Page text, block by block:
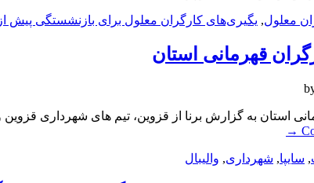
معلول, یگیری‌های کارگران معلول برای بازنشستگی پیش
قهرمانی استان
استان به گزارش برنا از قزوین، تیم های شهرداری قزوین و
→
, سایپا, شهرداری, والیبال